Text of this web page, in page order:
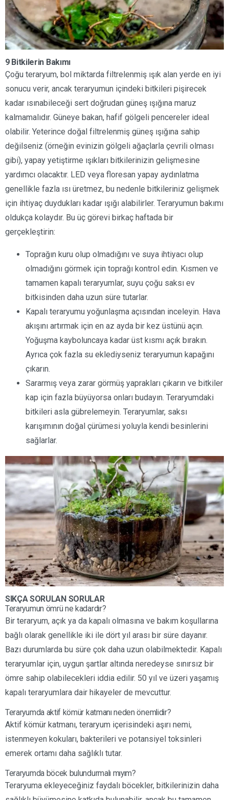
9 Bitkilerin Bakımı
Çoğu teraryum, bol miktarda filtrelenmiş ışık alan yerde en iyi
sonucu verir, ancak teraryumun içindeki bitkileri pişirecek
kadar ısınabileceği sert doğrudan güneş ışığına maruz
kalmamalıdır. Güneye bakan, hafif gölgeli pencereler ideal
olabilir. Yeterince doğal filtrelenmiş güneş ışığına sahip
değilseniz (örneğin evinizin gölgeli ağaçlarla çevrili olması
gibi), yapay yetiştirme ışıkları bitkilerinizin gelişmesine
yardımcı olacaktır. LED veya floresan yapay aydınlatma
genellikle fazla ısı üretmez, bu nedenle bitkileriniz gelişmek
için ihtiyaç duydukları kadar ışığı alabilirler. Teraryumun bakımı
oldukça kolaydır. Bu üç görevi birkaç haftada bir
gerçekleştirin:
Toprağın kuru olup olmadığını ve suya ihtiyacı olup
olmadığını görmek için toprağı kontrol edin. Kısmen ve
tamamen kapalı teraryumlar, suyu çoğu saksı ev
bitkisinden daha uzun süre tutarlar.
Kapalı teraryumu yoğunlaşma açısından inceleyin. Hava
akışını artırmak için en az ayda bir kez üstünü açın.
Yoğuşma kayboluncaya kadar üst kısmı açık bırakın.
Ayrıca çok fazla su eklediyseniz teraryumun kapağını
çıkarın.
Sararmış veya zarar görmüş yaprakları çıkarın ve bitkiler
kap için fazla büyüyorsa onları budayın. Teraryumdaki
bitkileri asla gübrelemeyin. Teraryumlar, saksı
karışımının doğal çürümesi yoluyla kendi besinlerini
sağlarlar.
SIKÇA SORULAN SORULAR
Teraryumun ömrü ne kadardır?
Bir teraryum, açık ya da kapalı olmasına ve bakım koşullarına
bağlı olarak genellikle iki ile dört yıl arası bir süre dayanır.
Bazı durumlarda bu süre çok daha uzun olabilmektedir. Kapalı
teraryumlar için, uygun şartlar altında neredeyse sınırsız bir
ömre sahip olabilecekleri iddia edilir. 50 yıl ve üzeri yaşamış
kapalı teraryumlara dair hikayeler de mevcuttur.
Teraryumda aktif kömür katmanı neden önemlidir?
Aktif kömür katmanı, teraryum içerisindeki aşırı nemi,
istenmeyen kokuları, bakterileri ve potansiyel toksinleri
emerek ortamı daha sağlıklı tutar.
Teraryumda böcek bulundurmalı mıyım?
Teraryuma ekleyeceğiniz faydalı böcekler, bitkilerinizin daha